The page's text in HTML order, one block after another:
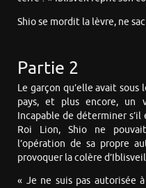
Shio se mordit la lèvre, ne
Partie 2
Le garçon qu’elle avait
pays, et plus encore, un
Incapable de déterminer
Roi Lion, Shio ne
l’opération de sa propre
provoquer la colère
« Je ne suis pas autorisée